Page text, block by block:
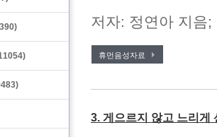
저자: 정연아 지음
휴먼음성자료
3. 게으르지 않고 느리게